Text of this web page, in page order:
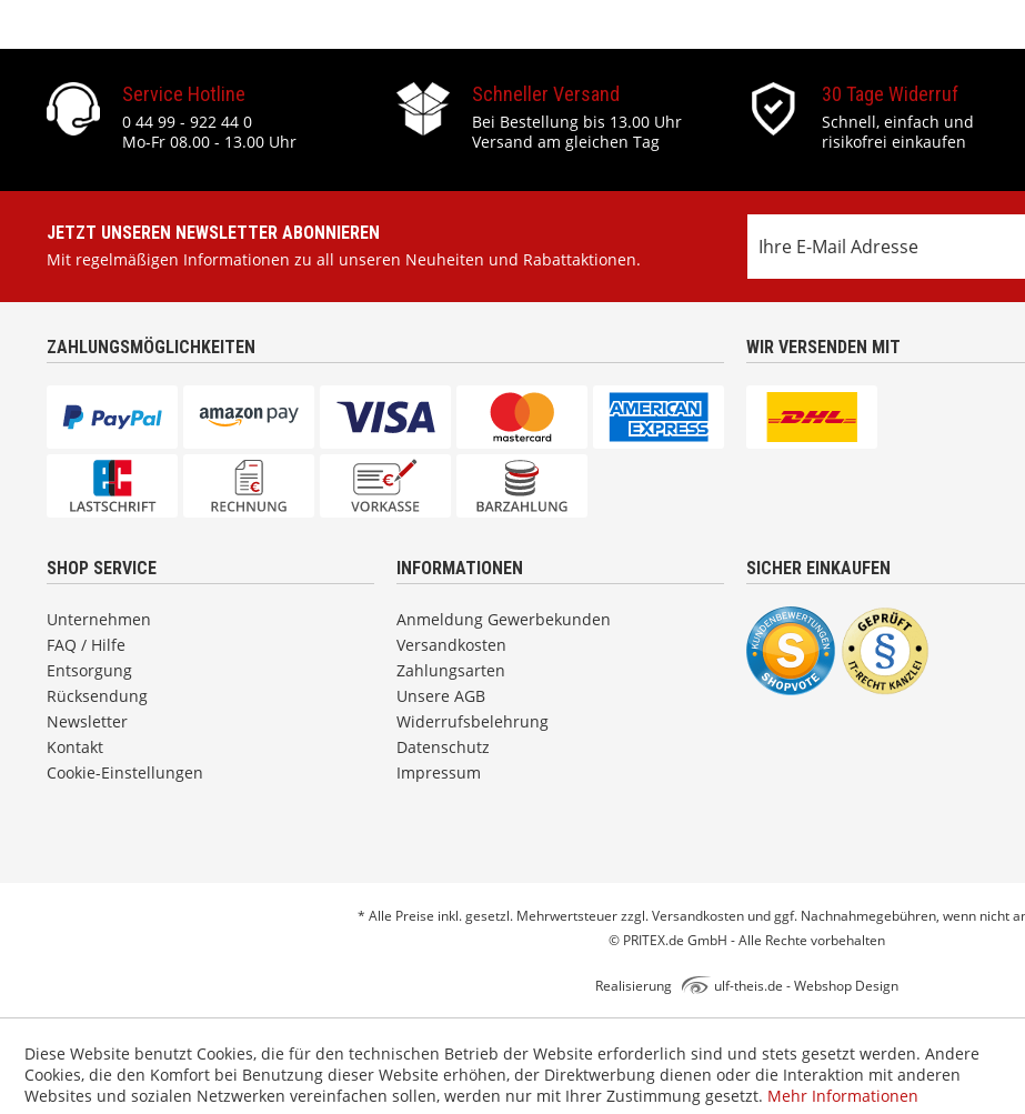
Service Hotline
0 44 99 - 922 44 0
Mo-Fr 08.00 - 13.00 Uhr
Schneller Versand
Bei Bestellung bis 13.00 Uhr
Versand am gleichen Tag
30 Tage Widerruf
Schnell, einfach und
risikofrei einkaufen
JETZT UNSEREN NEWSLETTER ABONNIEREN
Mit regelmäßigen Informationen zu all unseren Neuheiten und Rabattaktionen.
ZAHLUNGSMÖGLICHKEITEN WIR VERSENDEN MIT
SHOP SERVICE
Unternehmen
FAQ / Hilfe
Entsorgung
Rücksendung
Newsletter
Kontakt
Cookie-Einstellungen
INFORMATIONEN
Anmeldung Gewerbekunden
Versandkosten
Zahlungsarten
Unsere AGB
Widerrufsbelehrung
Datenschutz
Impressum
SICHER EINKAUFEN
* Alle Preise inkl. gesetzl. Mehrwertsteuer zzgl.Versandkostenund ggf. Nachnahmegebühren, wenn nicht
© PRITEX.de GmbH - Alle Rechte vorbehalten
Realisierung ulf-theis.de - Webshop Design
Diese Website benutzt Cookies, die für den technischen Betrieb der Website erforderlich sind und stets gesetzt werden. Andere
Cookies, die den Komfort bei Benutzung dieser Website erhöhen, der Direktwerbung dienen oder die Interaktion mit anderen
Websites und sozialen Netzwerken vereinfachen sollen, werden nur mit Ihrer Zustimmung gesetzt. Mehr Informationen